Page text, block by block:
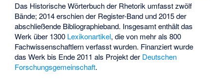
Das Historische Wörterbuch der Rhetorik umfasst zwölf
Bände; 2014 erschien der Register-Band und 2015 der
abschließende Bibliographieband. Insgesamt enthält das
Werk über 1300 Lexikonartikel, die von mehr als 800
Fachwissenschaftlern verfasst wurden. Finanziert wurde
das Werk bis Ende 2011 als Projekt der Deutschen
Forschungsgemeinschaft.